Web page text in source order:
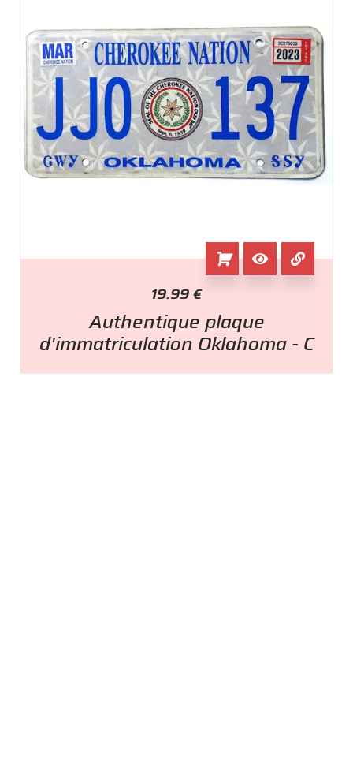
19.99€
Authentique plaque
d'immatriculation Oklahoma - C